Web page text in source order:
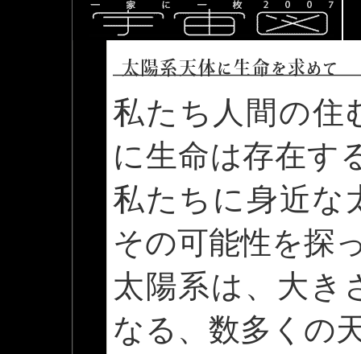
私たち人間の住
に生命は存在す
私たちに身近な
その可能性を探
太陽系は、大き
なる、数多くの